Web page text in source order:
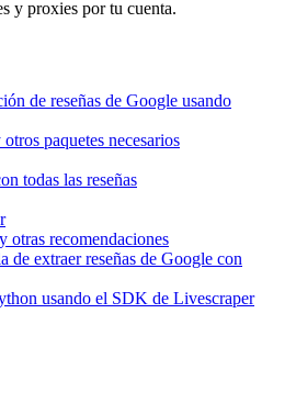
y proxies por tu cuenta.
de reseñas de Google usando
paquetes necesarios
todas las reseñas
otras recomendaciones
de extraer reseñas de Google con
usando el SDK de Livescraper